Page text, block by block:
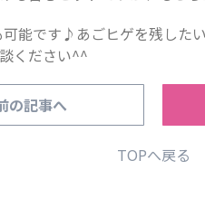
能です♪あごヒゲを残した
ください^^
の記事へ
TOPへ戻る